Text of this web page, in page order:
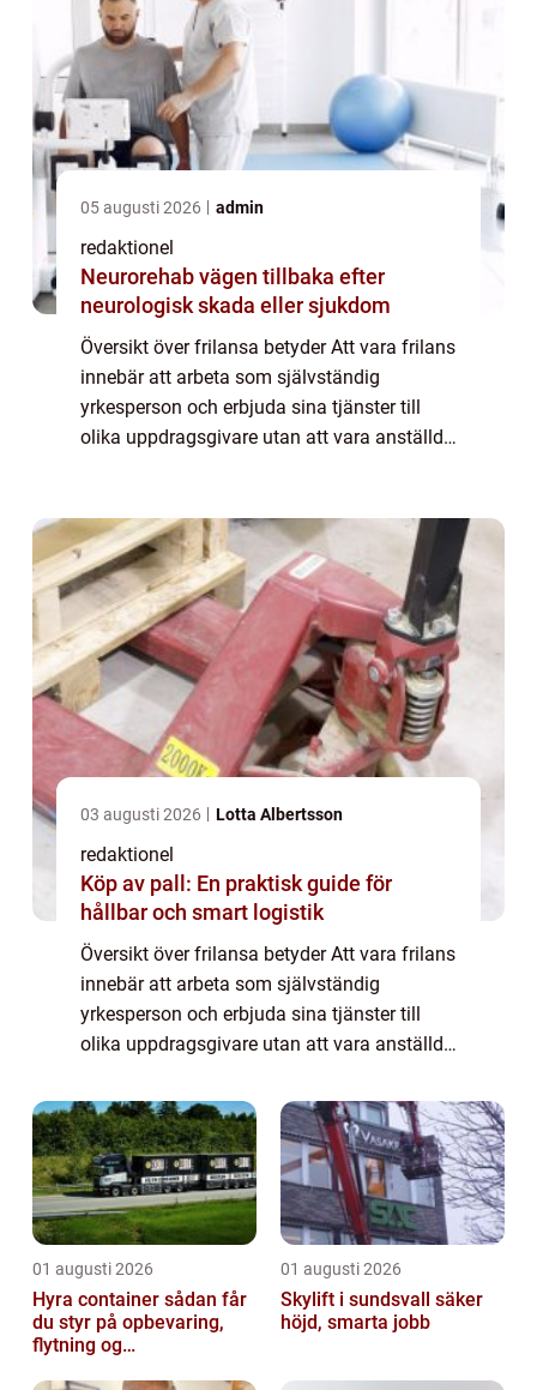
05 augusti 2026 admin
redaktionel
Neurorehab vägen tillbaka efter
neurologisk skada eller sjukdom
Översikt över frilansa betyder Att vara frilans
innebär att arbeta som självständig
yrkesperson och erbjuda sina tjänster till
olika uppdragsgivare utan att vara anställd
03 augusti 2026 Lotta Albertsson
redaktionel
Köp av pall: En praktisk guide för
hållbar och smart logistik
Översikt över frilansa betyder Att vara frilans
innebär att arbeta som självständig
yrkesperson och erbjuda sina tjänster till
olika uppdragsgivare utan att vara anställd
din egen chef och ha större kontrol...
01 augusti 2026
Hyra container sådan får
du styr på opbevaring,
flytning og
01 augusti 2026
Skylift i sundsvall säker
höjd, smarta jobb